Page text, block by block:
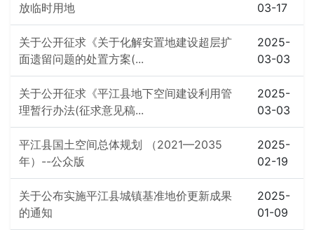
放临时用地
03-17
关于公开征求《关于化解安置地建设超层扩
面遗留问题的处置方案(...
2025-
03-03
关于公开征求《平江县地下空间建设利用管
理暂行办法(征求意见稿...
2025-
03-03
平江县国土空间总体规划 （2021—2035
年）--公众版
2025-
02-19
关于公布实施平江县城镇基准地价更新成果
的通知
2025-
01-09